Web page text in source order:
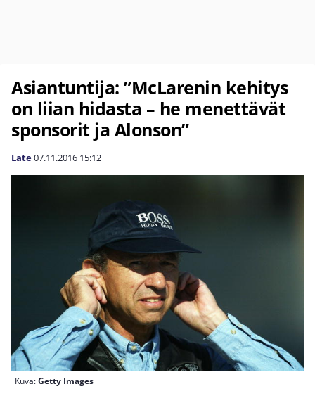
Asiantuntija: ”McLarenin kehitys
on liian hidasta – he menettävät
sponsorit ja Alonson”
Late07.11.2016 15:12
Kuva:Getty Images